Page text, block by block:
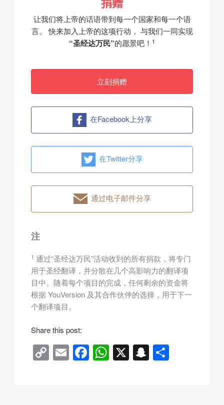
让我们将上帝的话语带到每一个国家和每一个语
言。
快来加入上帝的这项行动， 与我们一同实现
“圣经达万民”的愿景吧！ 1
立刻捐赠
在Facebook上分享
在Twitter分享
通过电子邮件分享
注
1 通过“圣经达万民”活动收到的所有捐款，将专门
用于圣经翻译，并分散在几个高影响力的翻译项
目中。随着每个项目的完成，任何剩余的资金将
根据 YouVersion 及其合作伙伴的选择，用于下一
个翻译项目。
Share this post:
C
o
E
m
F
a
W
h
X S
n